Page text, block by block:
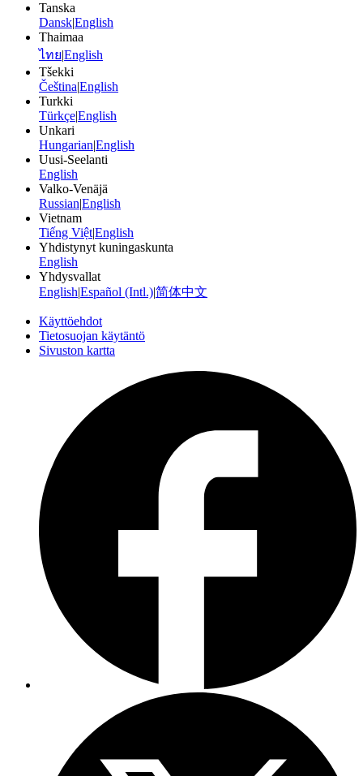
Tanska
DanskEnglish
Thaimaa
ไทย English
Tšekki
ČeštinaEnglish
Turkki
TürkçeEnglish
Unkari
HungarianEnglish
Uusi-Seelanti
English
Valko-Venäjä
RussianEnglish
Vietnam
Tiếng Việt|English
Yhdistynyt kuningaskunta
English
Yhdysvallat
EnglishEspañol (Intl.)简体中文
Käyttöehdot
Tietosuojan käytäntö
Sivuston kartta